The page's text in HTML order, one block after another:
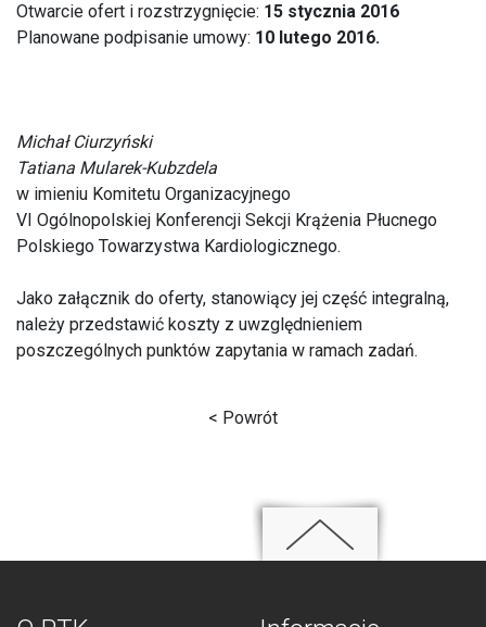
Otwarcie ofert i rozstrzygnięcie: 15 stycznia 2016
Planowane podpisanie umowy: 10 lutego 2016.
Michał Ciurzyński
Tatiana Mularek-Kubzdela
w imieniu Komitetu Organizacyjnego
VI Ogólnopolskiej Konferencji Sekcji Krążenia Płucnego
Polskiego Towarzystwa Kardiologicznego.
Jako załącznik do oferty, stanowiący jej część integralną,
należy przedstawić koszty z uwzględnieniem
poszczególnych punktów zapytania w ramach zadań.
< Powrót